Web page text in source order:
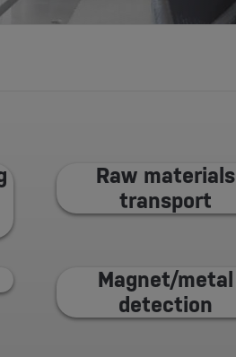
Raw materials
transport
Magnet/metal
detection